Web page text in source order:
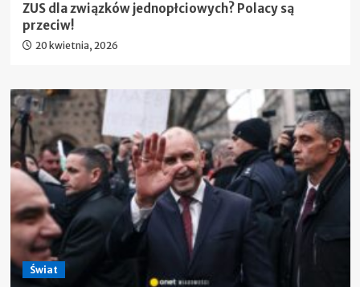
ZUS dla związków jednopłciowych? Polacy są
przeciw!
20 kwietnia, 2026
Świat